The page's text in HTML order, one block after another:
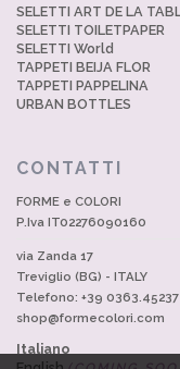
SELETTI ART DE LA
SELETTI TOILETPAPER
SELETTI World
TAPPETI BEIJA FLOR
TAPPETI PAPPELINA
URBAN BOTTLES
CONTATTI
FORME e COLORI
P.Iva IT02276090160
via Zanda 17
Treviglio (BG) - ITALY
Telefono: +39 0363.45237
shop@formecolori.com
Italiano